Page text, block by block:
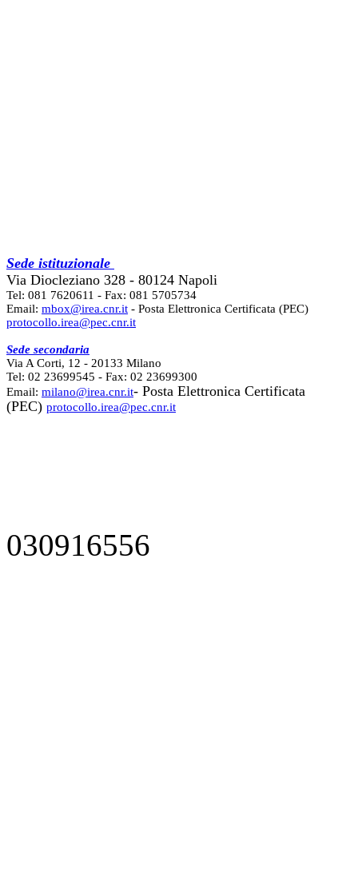
Sede istituzionale
Via Diocleziano 328 - 80124 Napoli
Tel: 081 7620611 - Fax: 081 5705734
Email: mbox@irea.cnr.it - Posta Elettronica Certificata (PEC)
protocollo.irea@pec.cnr.it
Sede secondaria
Via A Corti, 12 - 20133 Milano
Tel: 02 23699545 - Fax: 02 23699300
Email: milano@irea.cnr.it- Posta Elettronica Certificata
(PEC) protocollo.irea@pec.cnr.it
030916556